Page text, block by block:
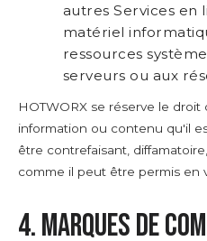
autres Services en
matériel
ressources
serveurs ou aux
HOTWORX se réserve le
information ou contenu qu'il
être contrefaisant,
comme il peut être permis en
4. Marques de